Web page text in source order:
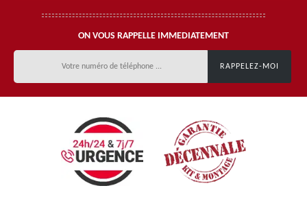
ON VOUS RAPPELLE IMMEDIATEMENT